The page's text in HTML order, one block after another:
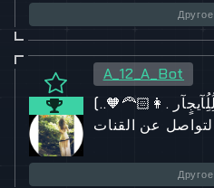
Другое
A_12_A_Bot
.👩🏻‍🦰🧡..)
عن القنات
Другое